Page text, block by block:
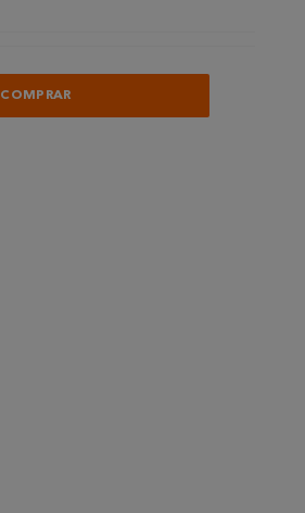
COMPRAR